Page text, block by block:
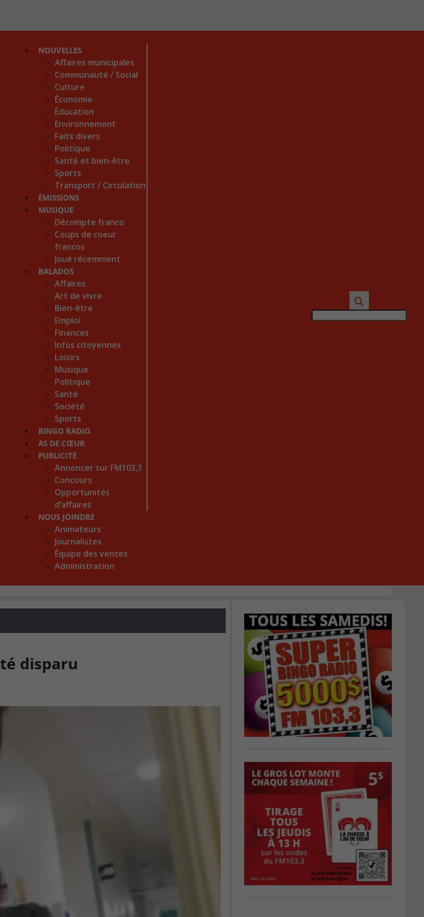
NOUVELLES
Affaires municipales
Communauté / Social
Culture
Économie
Éducation
Environnement
Faits divers
Politique
Santé et bien-être
Sports
Transport / Circulation
ÉMISSIONS
MUSIQUE
Décompte franco
Coups de coeur
francos
Joué récemment
BALADOS
Affaires
Art de vivre
Bien-être
Emploi
Finances
Infos citoyennes
Loisirs
Musique
Politique
Santé
Société
Sports
BINGO RADIO
AS DE CŒUR
PUBLICITÉ
Annoncer sur FM103,3
Concours
Opportunités
d’affaires
NOUS JOINDRE
Animateurs
Journalistes
Équipe des ventes
Administration
disparu